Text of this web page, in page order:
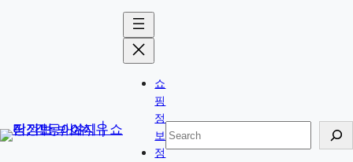
가
쇼
핑
정
보
정
검
색